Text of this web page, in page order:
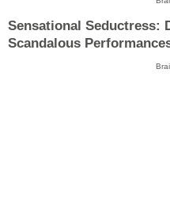
Sensational Seductress:
Scandalous